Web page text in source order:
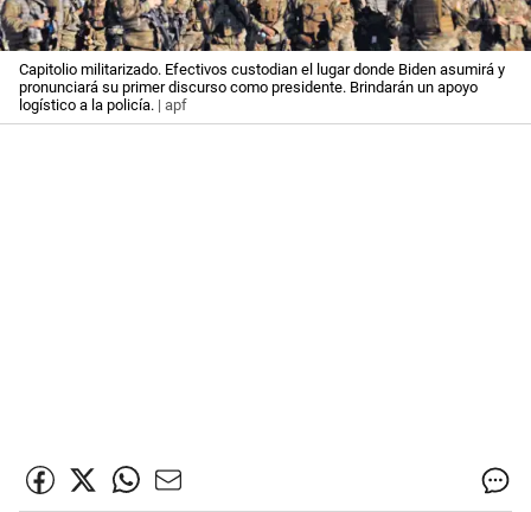
Capitolio militarizado. Efectivos custodian el lugar donde Biden asumirá y
pronunciará su primer discurso como presidente. Brindarán un apoyo
logístico a la policía. | apf